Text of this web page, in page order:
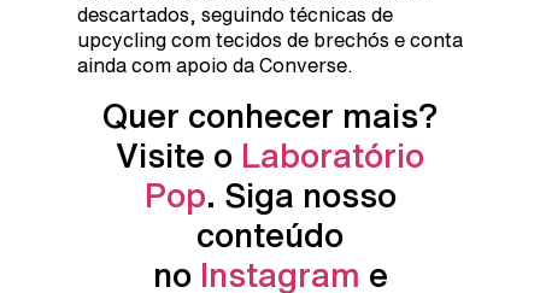
descartados, seguindo técnicas de
upcycling com tecidos de brechós e conta
ainda com apoio da Converse.
Quer conhecer mais?
Visite o Laboratório
Pop. Siga nosso
conteúdo
no Instagram e